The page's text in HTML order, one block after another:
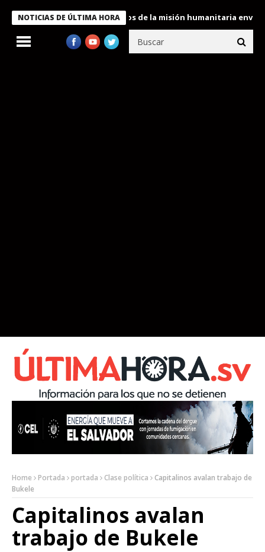
NOTICIAS DE ÚLTIMA HORA
condecora a miembros de la misión humanitaria enviada a
Home Portada portada Clase política
Capitalinos avalan trabajo de
Bukele
Capitalinos avalan
trabajo de Bukele